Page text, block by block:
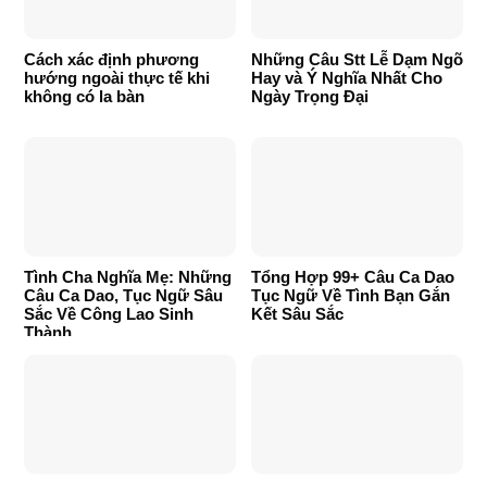
Cách xác định phương
hướng ngoài thực tế khi
không có la bàn
Những Câu Stt Lễ Dạm Ngõ
Hay và Ý Nghĩa Nhất Cho
Ngày Trọng Đại
Tình Cha Nghĩa Mẹ: Những
Câu Ca Dao, Tục Ngữ Sâu
Sắc Về Công Lao Sinh
Thành
Tổng Hợp 99+ Câu Ca Dao
Tục Ngữ Về Tình Bạn Gắn
Kết Sâu Sắc